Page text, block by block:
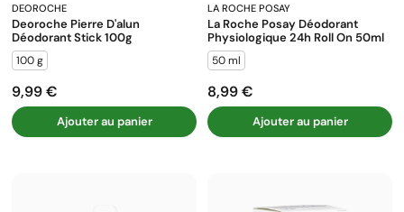
DEOROCHE
Deoroche Pierre D'alun
Déodorant Stick 100g
100 g
Prix
9,99 €
Ajouter au panier
LA ROCHE POSAY
La Roche Posay Déodorant
Physiologique 24h Roll On 50ml
50 ml
Prix
8,99 €
Ajouter au panier